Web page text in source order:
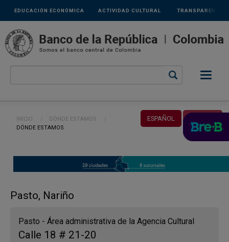
Pasar al contenido principal
Links
secundarios
ACTIVIDAD CULTURAL
EDUCACIÓN ECONÓMICA TRANSPARENCIA
ESPAÑOL
Ruta de navegación
INICIO
DÓNDE ESTAMOS
CURRENT:
DÓNDE ESTAMOS
Pasto, Nariño
Pasto - Área administrativa de la Agencia Cultural
Calle 18 # 21-20